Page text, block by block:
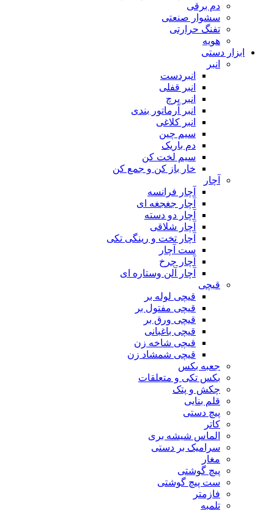
دم برقی
سشوار صنعتی
تفنگ حرارتی
هویه
ابزار دستی
انبر
انبردست
انبر قفلی
انبر پرچ
انبر آرماتور بندی
انبر کلاغی
سیم چین
دم باریک
سیم لخت کن
خار باز کن و جمع کن
آچار
آچار فرانسه
آچار جغجغه ای
آچار دو دسته
آچار شلاقی
آچار تخت و رینگی تکی
ست آچار
آچار چرخ
آچار آلن وستاره ای
قیچی
قیچی لوله بر
قیچی مفتول بر
قیچی ورق بر
قیچی باغبانی
قیچی شاخه زن
قیچی شمشاد زن
جعبه بکس
بکس تکی و متعلقات
چکش و پتک
قلم بنایی
پیچ دستی
کاتر
الماس شیشه بری
سرامیک بر دستی
مغار
پیچ گوشتی
ست پیچ گوشتی
فازمتر
تلمبه